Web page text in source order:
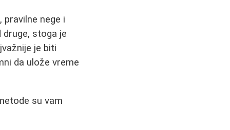
nege i
stoga je
je biti
da ulože vreme
su vam